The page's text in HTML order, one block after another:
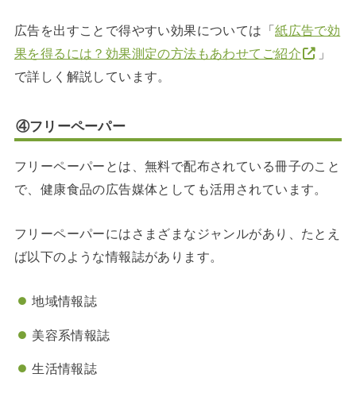
広告を出すことで得やすい効果については「紙広告で効
果を得るには？効果測定の方法もあわせてご紹介
」
で詳しく解説しています。
④フリーペーパー
フリーペーパーとは、無料で配布されている冊子のこと
で、健康食品の広告媒体としても活用されています。
フリーペーパーにはさまざまなジャンルがあり、たとえ
ば以下のような情報誌があります。
地域情報誌
美容系情報誌
生活情報誌